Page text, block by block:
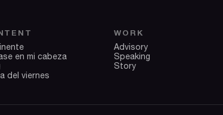
en mi cabeza
del viernes
WORK
Advisory
Speaking
Story